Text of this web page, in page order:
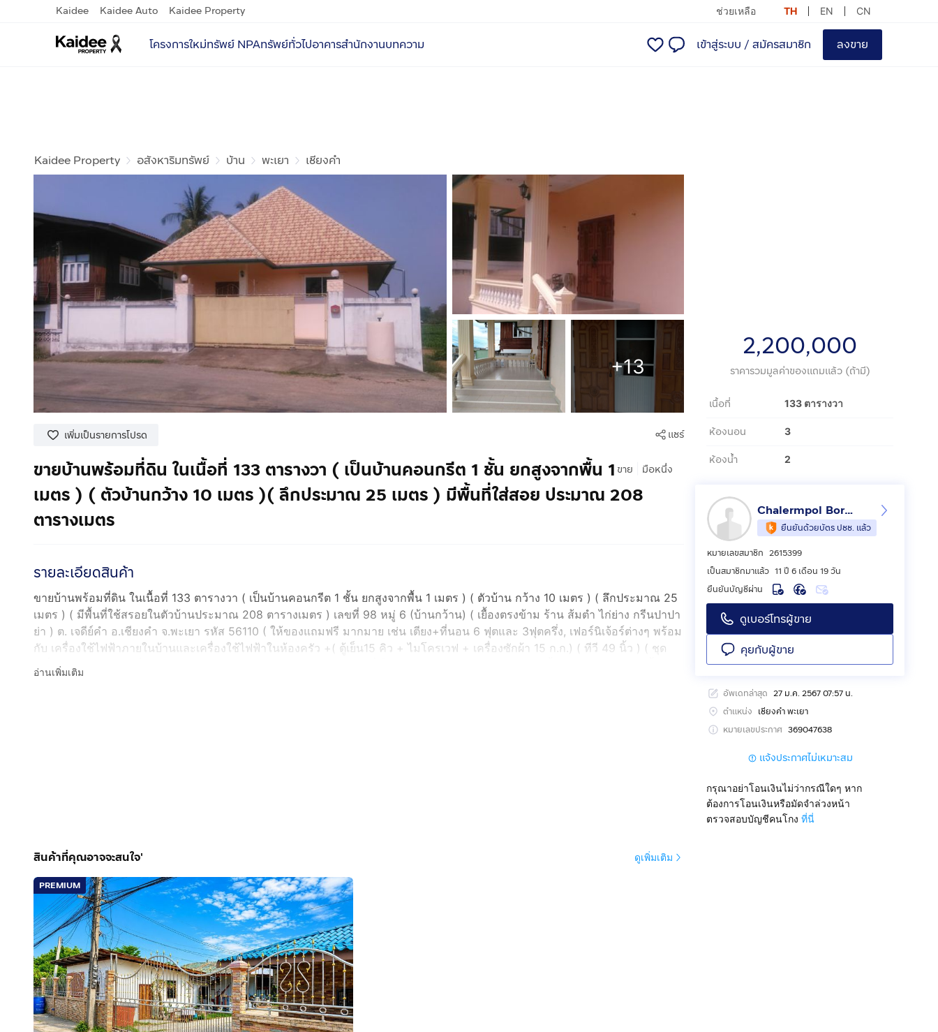
Kaidee Kaidee Auto Kaidee Property ช่วยเหลือ TH EN CN
โครงการใหม่ทรัพย์ NPAทรัพย์ทั่วไปอาคารสำนักงานบทความ เข้าสู่ระบบ / สมัครสมาชิก ลงขาย
Kaidee Property อสังหาริมทรัพย์ บ้าน พะเยา เชียงคำ
+13
เพิ่มเป็นรายการโปรด แชร์
ขาย มือหนึ่ง
ขายบ้านพร้อมที่ดิน ในเนื้อที่ 133 ตารางวา ( เป็นบ้านคอนกรีต 1 ชั้น ยกสูงจากพื้น 1
เมตร ) ( ตัวบ้านกว้าง 10 เมตร )( ลึกประมาณ 25 เมตร ) มีพื้นที่ใส่สอย ประมาณ 208
ตารางเมตร
รายละเอียดสินค้า
ขายบ้านพร้อมที่ดิน ในเนื้อที่ 133 ตารางวา ( เป็นบ้านคอนกรีต 1 ชั้น ยกสูงจากพื้น 1 เมตร ) ( ตัวบ้าน กว้าง 10 เมตร ) ( ลึกประมาณ 25
เมตร ) ( มีพื้นที่ใช้สรอยในตัวบ้านประมาณ 208 ตารางเมตร ) เลขที่ 98 หมู่ 6 (บ้านกว้าน) ( เยื้องตรงข้าม ร้าน ส้มตำ ไก่ย่าง กรีนปาปา
ย่า ) ต. เจดีย์คำ อ.เชียงคำ จ.พะเยา รหัส 56110 ( ให้ของแถมฟรี มากมาย เช่น เตียง+ที่นอน 6 ฟุตและ 3ฟุตครึ่ง, เฟอร์นิเจ้อร์ต่างๆ พร้อม
กับ เครื่องใช้ไฟฟ้าภายในบ้านและเครื่องใช้ไฟฟ้าในห้องครัว +( ตู้เย็น15 คิว + ไมโครเวฟ + เครื่องซักผ้า 15 ก.ก.) ( ทีวี 49 นิ้ว ) ( ชุด
เครื่องเสียง ) ( และเครื่องเล่น DVD ) ((( และของใช้ต่างๆ อีกมากมาย ที่เก็บอยู่ในลัง อีกหลายสิบกล่อง ))) ( ซื้อบ้านแล้ว เพียงแค่ หิ้ว
อ่านเพิ่มเติม
2,200,000
ราคารวมมูลค่าของแถมแล้ว (ถ้ามี)
เนื้อที่ 133 ตารางวา
ห้องนอน 3
ห้องน้ำ 2
Chalermpol Boriboonvasin
ยืนยันด้วยบัตร ปชช. แล้ว
หมายเลขสมาชิก 2615399
เป็นสมาชิกมาแล้ว 11 ปี 6 เดือน 19 วัน
ยืนยันบัญชีผ่าน
ดูเบอร์โทรผู้ขาย
คุยกับผู้ขาย
อัพเดทล่าสุด 27 ม.ค. 2567 07:57 น.
ตำแหน่ง เชียงคำ พะเยา
หมายเลขประกาศ 369047638
แจ้งประกาศไม่เหมาะสม
กรุณาอย่าโอนเงินไม่ว่ากรณีใดๆ หาก
ต้องการโอนเงินหรือมัดจำล่วงหน้า
ตรวจสอบบัญชีคนโกง ที่นี่
สินค้าที่คุณอาจจะสนใจ' ดูเพิ่มเติม
PREMIUM